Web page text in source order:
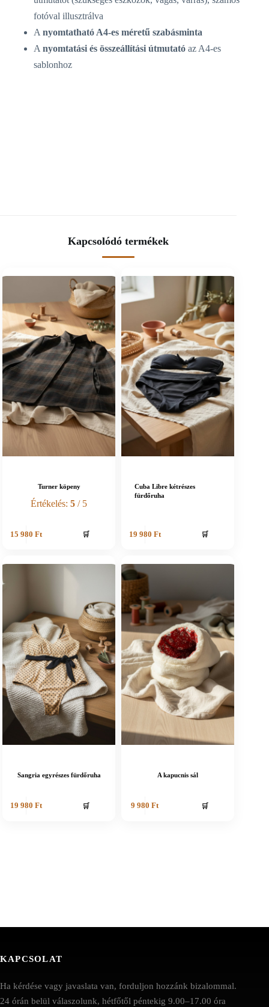
fotóval illusztrálva
A nyomtatható A4-es méretű szabásminta
A nyomtatási és összeállítási útmutató az A4-es
sablonhoz
Kapcsolódó termékek
Turner köpeny
Értékelés:5 / 5
15 980 Ft 🛒
Cuba Libre kétrészes
fürdőruha
19 980 Ft 🛒
Sangria egyrészes fürdőruha
19 980 Ft 🛒
A kapucnis sál
9 980Ft 🛒
KAPCSOLAT
Ha kérdése vagy javaslata van, forduljon hozzánk bizalommal.
24 órán belül válaszolunk, hétfőtől péntekig 9.00–17.00 óra